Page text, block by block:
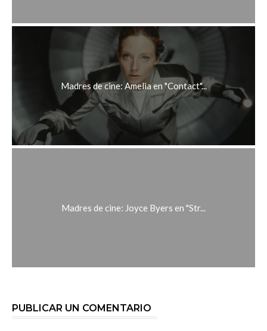
Madres de cine: Amelia en "Contact"...
Madres de cine: Joyce Byers en "Str...
PUBLICAR UN COMENTARIO